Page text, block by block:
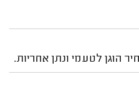
הוגן לטעמי ונתן אחריות.